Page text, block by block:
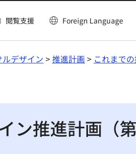
閲覧支援 Foreign Language
デザイン >推進計画 > これまで
ン推進計画（第